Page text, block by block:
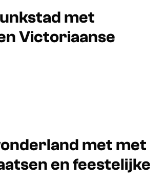
met
Victoriaanse
met met
en feestelijke